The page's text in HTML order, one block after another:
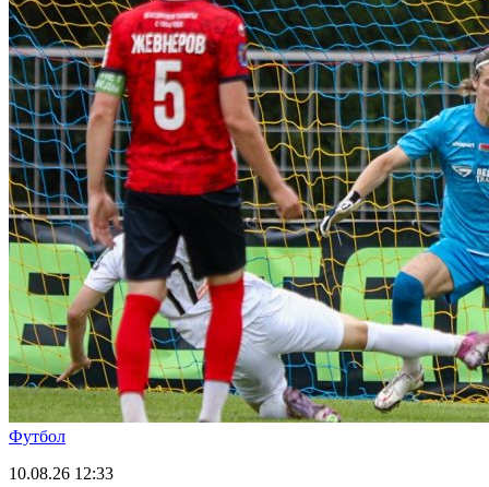
Футбол
10.08.26 12:33